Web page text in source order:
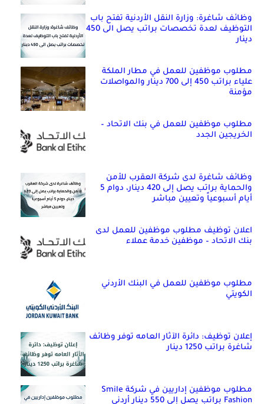
وظائف شاغرة: وزارة النقل الأردنية تفتح باب
التوظيف لعدة تخصصات براتب يصل الى 450
دينار
مطلوب موظفين للعمل في مطار الملكة
علياء براتب 450 إلى 700 دينار والمواصلات
مؤمنة
مطلوب موظفين للعمل في بنك الاتحاد –
الخريجين الجدد
وظائف شاغرة لدى شركة العقرب للأمن
والحماية براتب يصل إلى 420 دينار، دوام 5
أيام أسبوعياً وتعيين مباشر
اعلان توظيف مطلوب موظفين للعمل لدى
بنك الاتحاد – موظفين خدمة عملاء
مطلوب موظفين للعمل في البنك الأردني
الكويتي
إعلان توظيف: دائرة الآثار العامه توفر وظائف
شاغرة براتب 1250 دينار
مطلوب موظفين إداريين في شركة Smile
Fashion براتب يصل إلى 550 دينار أردني